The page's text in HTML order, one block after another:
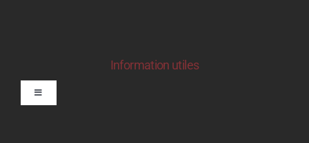
Information utiles
Toggle